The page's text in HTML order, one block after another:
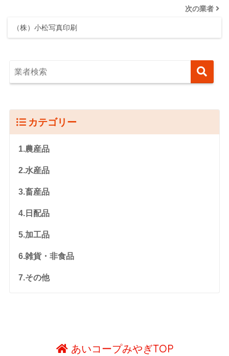
次の業者
（株）小松写真印刷
カテゴリー
1.農産品
2.水産品
3.畜産品
4.日配品
5.加工品
6.雑貨・非食品
7.その他
あいコープみやぎTOP